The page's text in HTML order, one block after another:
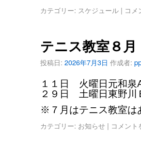
カテゴリー: スケジュール | コメ
テニス教室８月
投稿日: 2026年7月3日 作成者:
１１日 火曜日元和
２９日 土曜日東野
※７月はテニス教室は
カテゴリー: お知らせ | コメン